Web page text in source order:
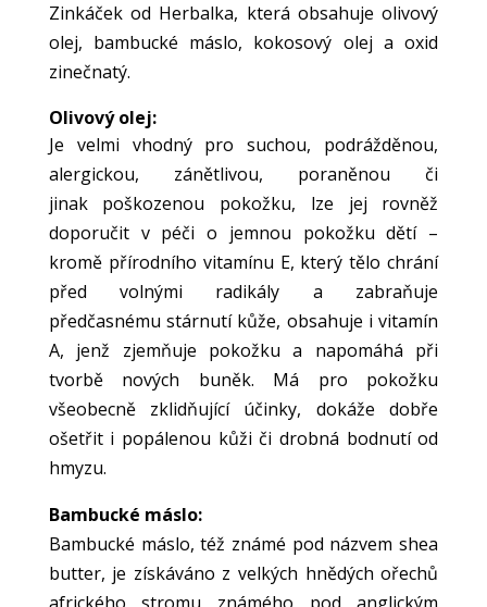
Zinkáček od Herbalka, která obsahuje olivový
olej, bambucké máslo, kokosový olej a oxid
zinečnatý.
Olivový olej:
Je velmi vhodný pro suchou, podrážděnou,
alergickou, zánětlivou, poraněnou či
jinak poškozenou pokožku, lze jej rovněž
doporučit v péči o jemnou pokožku dětí –
kromě přírodního vitamínu E, který tělo chrání
před volnými radikály a zabraňuje
předčasnému stárnutí kůže, obsahuje i vitamín
A, jenž zjemňuje pokožku a napomáhá při
tvorbě nových buněk. Má pro pokožku
všeobecně zklidňující účinky, dokáže dobře
ošetřit i popálenou kůži či drobná bodnutí od
hmyzu.
Bambucké máslo:
Bambucké máslo, též známé pod názvem shea
butter, je získáváno z velkých hnědých ořechů